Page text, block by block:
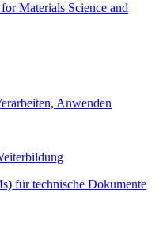
Materials Science and
Anwenden
für technische Dokumente